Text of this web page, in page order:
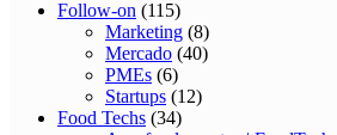
Follow-on (115)
Marketing (8)
Mercado (40)
PMEs (6)
Startups (12)
Food Techs (34)